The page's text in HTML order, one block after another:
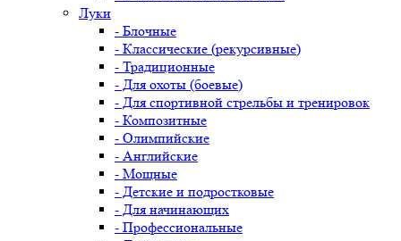
Луки
- Блочные
- Классические (рекурсивные)
- Традиционные
- Для охоты (боевые)
- Для спортивной стрельбы и тренировок
- Композитные
- Олимпийские
- Английские
- Мощные
- Детские и подростковые
- Для начинающих
- Профессиональные